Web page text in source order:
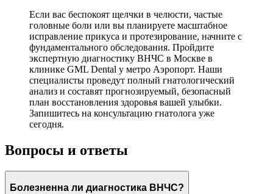
Если вас беспокоят щелчки в челюсти, частые
головные боли или вы планируете масштабное
исправление прикуса и протезирование, начните с
фундаментального обследования. Пройдите
экспертную диагностику ВНЧС в Москве в
клинике GML Dental у метро Аэропорт. Наши
специалисты проведут полный гнатологический
анализ и составят прогнозируемый, безопасный
план восстановления здоровья вашей улыбки.
Запишитесь на консультацию гнатолога уже
сегодня.
Вопросы и ответы
Болезненна ли диагностика ВНЧС?